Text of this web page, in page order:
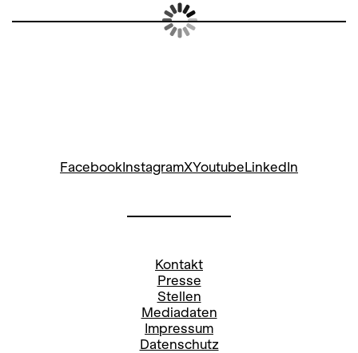
FacebookInstagramXYoutubeLinkedIn
Kontakt
Presse
Stellen
Mediadaten
Impressum
Datenschutz